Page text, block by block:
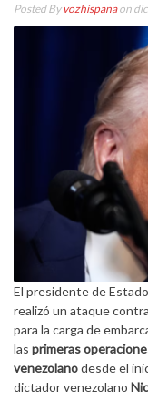
Posted Byvozhispanaon
El presidente de
realizó un ataque
para la carga de
las primeras
venezolanodesde el
dictador venezolano